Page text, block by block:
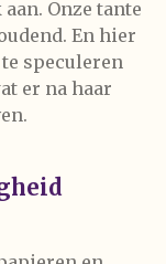
Onze tante
En hier
speculeren
er na haar